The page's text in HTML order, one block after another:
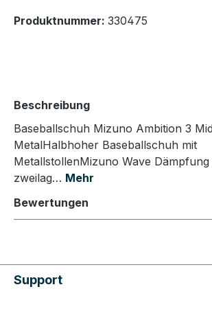
Produktnummer: 330475
Beschreibung
Baseballschuh Mizuno Ambition 3
MetalHalbhoher Baseballschuh mit
MetallstollenMizuno Wave Dämpfung
zweilag… Mehr
Bewertungen
Support